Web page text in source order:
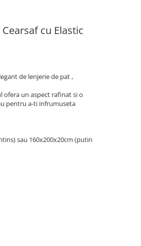
cu Elastic
de lenjerie de pat ,
ofera un aspect rafinat si o
pentru a-ti infrumuseta
sau 160x200x20cm (putin